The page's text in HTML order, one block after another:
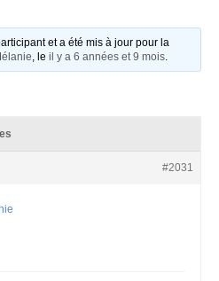
et a été mis à jour pour la
, leil y a 6 années et 9 mois.
#2031